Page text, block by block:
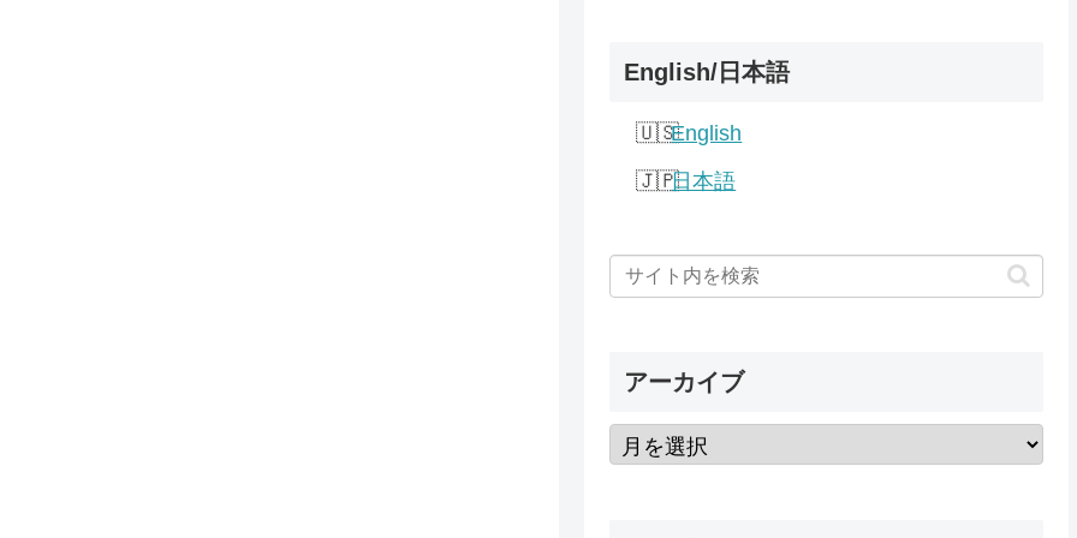
English/日本語
English
日本語
アーカイブ